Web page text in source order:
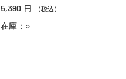
5,390 円 （税込）
在庫：○